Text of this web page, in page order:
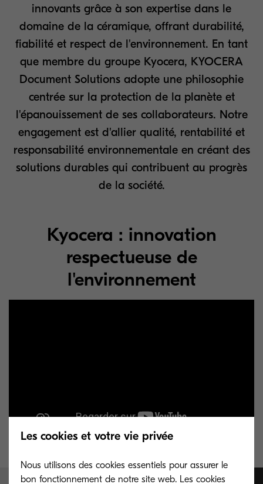
innovants grâce à son expertise dans le
domaine de la céramique, offrant durabilité,
fiabilité et respect de l'environnement. En tant
que membre du groupe Kyocera, KYOCERA
Document Solutions adopte une philosophie
centrée sur la protection de la planète et
l'épanouissement de ses collaborateurs. Notre
engagement est d'allier qualité, rentabilité et
responsabilité environnementale en créant des
solutions durables qui contribuent au progrès
de la société.
Kyocera : innovation
respectueuse de
l'environnement
Les cookies et votre vie privée
Nous utilisons des cookies essentiels pour assurer le
bon fonctionnement de notre site web. Les cookies